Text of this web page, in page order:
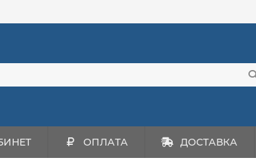
ОПЛАТА ДОСТАВКА